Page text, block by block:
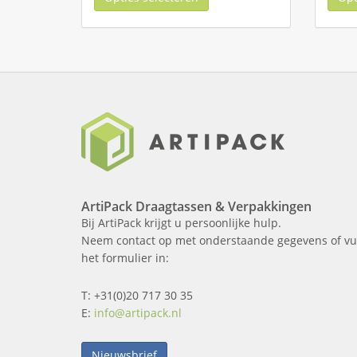
ArtiPack Draagtassen & Verpakkingen
Bij ArtiPack krijgt u persoonlijke hulp.
Neem contact op met onderstaande gegevens of
het formulier in:
T: +31(0)20 717 30 35
E: info@artipack.nl